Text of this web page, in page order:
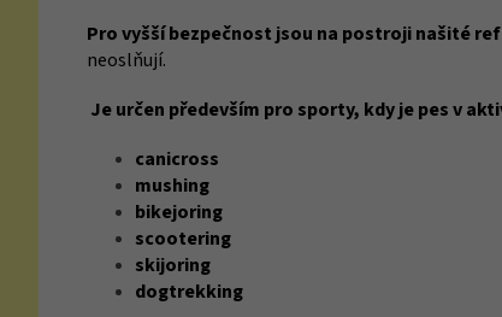
Pro vyšší bezpečnost jsou na postroji našité
neoslňují.
Je určen především pro sporty, kdy je pes v
canicross
mushing
bikejoring
scootering
skijoring
dogtrekking